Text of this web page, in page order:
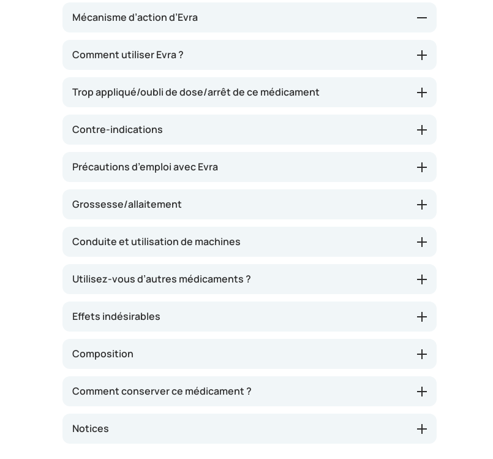
Mécanisme d’action d’Evra
peau dans l’organisme. Ces hormones empêchent l’ovulation et rendent plus
pratique à la pilule, car il ne doit être remplacé qu’une fois par semaine. Cela
Comment utiliser Evra ?
Trop appliqué/oubli de dose/arrêt de ce médicament
Contre-indications
Précautions d’emploi avec Evra
Grossesse/allaitement
Conduite et utilisation de machines
Utilisez-vous d’autres médicaments ?
Effets indésirables
Composition
Comment conserver ce médicament ?
Notices